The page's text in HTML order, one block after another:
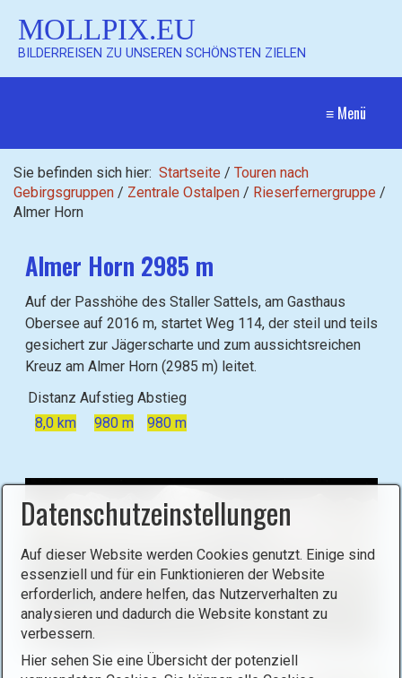
MOLLPIX.EU
BILDERREISEN ZU UNSEREN SCHÖNSTEN ZIELEN
≡ Menü
Sie befinden sich hier: Startseite / Touren nach
Gebirgsgruppen / Zentrale Ostalpen / Rieserfernergruppe /
Almer Horn
Almer Horn 2985 m
Auf der Passhöhe des Staller Sattels, am Gasthaus
Obersee auf 2016 m, startet Weg 114, der steil und teils
gesichert zur Jägerscharte und zum aussichtsreichen
Kreuz am Almer Horn (2985 m) leitet.
Distanz Aufstieg Abstieg
8,0 km
980 m 980 m
B
Datenschutzeinstellungen
Auf dieser Website werden Cookies genutzt. Einige sind
essenziell und für ein Funktionieren der Website
erforderlich, andere helfen, das Nutzerverhalten zu
analysieren und dadurch die Website konstant zu
verbessern.
Hier sehen Sie eine Übersicht der potenziell